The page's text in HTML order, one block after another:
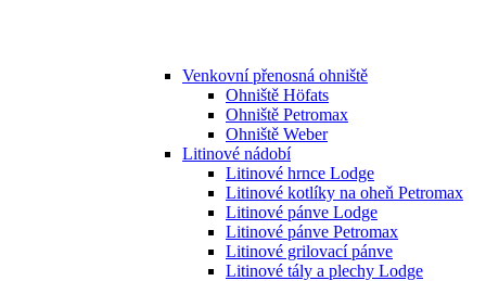
Venkovní přenosná ohniště
Ohniště Höfats
Ohniště Petromax
Ohniště Weber
Litinové nádobí
Litinové hrnce Lodge
Litinové kotlíky na oheň Petromax
Litinové pánve Lodge
Litinové pánve Petromax
Litinové grilovací pánve
Litinové tály a plechy Lodge